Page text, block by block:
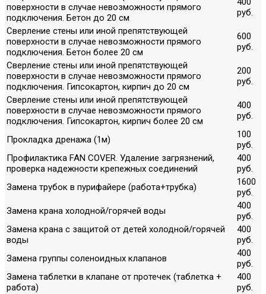
поверхности в случае невозможности прямого
подключения. Бетон до 20 см
руб.
Сверление стены или иной препятствующей
поверхности в случае невозможности прямого
подключения. Бетон более 20 см
600
руб.
Сверление стены или иной препятствующей
поверхности в случае невозможности прямого
подключения. Гипсокартон, кирпич до 20 см
200
руб.
Сверление стены или иной препятствующей
поверхности в случае невозможности прямого
подключения. Гипсокартон, кирпич более 20 см
400
руб.
Прокладка дренажа (1м)
100
руб.
Профилактика FAN COVER. Удаление загрязнений,
проверка надежности крепежных соединений
400
руб.
Замена трубок в пурифайере (работа+трубка)
1600
руб.
Замена крана холодной/горячей воды
400
руб.
Замена крана с защитой от детей холодной/горячей
воды
400
руб.
Замена группы соленоидных клапанов
400
руб.
Замена таблетки в клапане от протечек (таблетка +
работа)
400
руб.